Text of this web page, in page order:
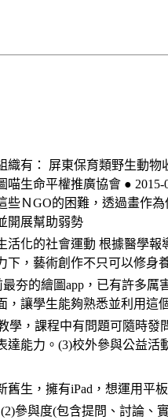
織有： 屏東保育類野生動
喵生命平權推廣協會 ●
些ＮGO的困難，透過畫作
開展幫助弱勢
活化的社會運動 根據醫學
下，藝術創作不只可以修身
最夯的繪圖app，已有許多
，讓學生能夠熟悉並利用這
學，課程中有問題可隨時
達能力。(3)校外參與公益活
舊生，擁有iPad，想運用平
參與度(包含提問、討論、